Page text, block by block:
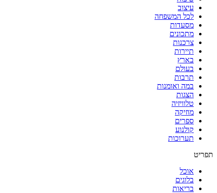
עיצוב
לכל המשפחה
מסעדות
מתכונים
צרכנות
תיירות
בארץ
בעולם
תרבות
במה ואומנות
הצגות
טלוויזיה
מוזיקה
ספרים
קולנוע
תערוכות
תפריט
אוכל
בלוגים
בריאות